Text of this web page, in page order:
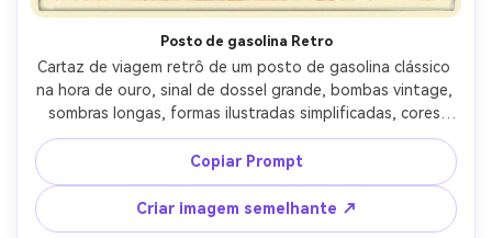
Posto de gasolina Retro
Cartaz de viagem retrô de um posto de gasolina clássico
na hora de ouro, sinal de dossel grande, bombas vintage,
sombras longas, formas ilustradas simplificadas, cores
limitadas com olhar desbotado pelo sol, textura de
serigrafia granulada, forte tipo de manchete no topo e
pequeno rodapé para rota e data, moldura e borda
limpas, lente de 85mm, profundidade de campo rasa-AR
4:5
Copiar Prompt
Criar imagem semelhante ↗